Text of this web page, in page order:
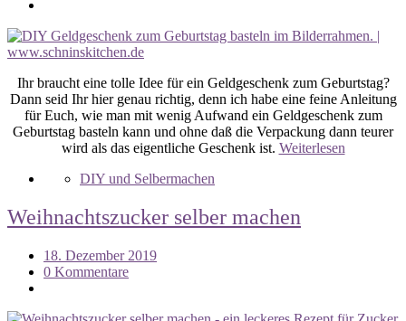
Ihr braucht eine tolle Idee für ein Geldgeschenk zum Geburtstag?
Dann seid Ihr hier genau richtig, denn ich habe eine feine Anleitung
für Euch, wie man mit wenig Aufwand ein Geldgeschenk zum
Geburtstag basteln kann und ohne daß die Verpackung dann teurer
wird als das eigentliche Geschenk ist. Weiterlesen
DIY und Selbermachen
Weihnachtszucker selber machen
18. Dezember 2019
0 Kommentare